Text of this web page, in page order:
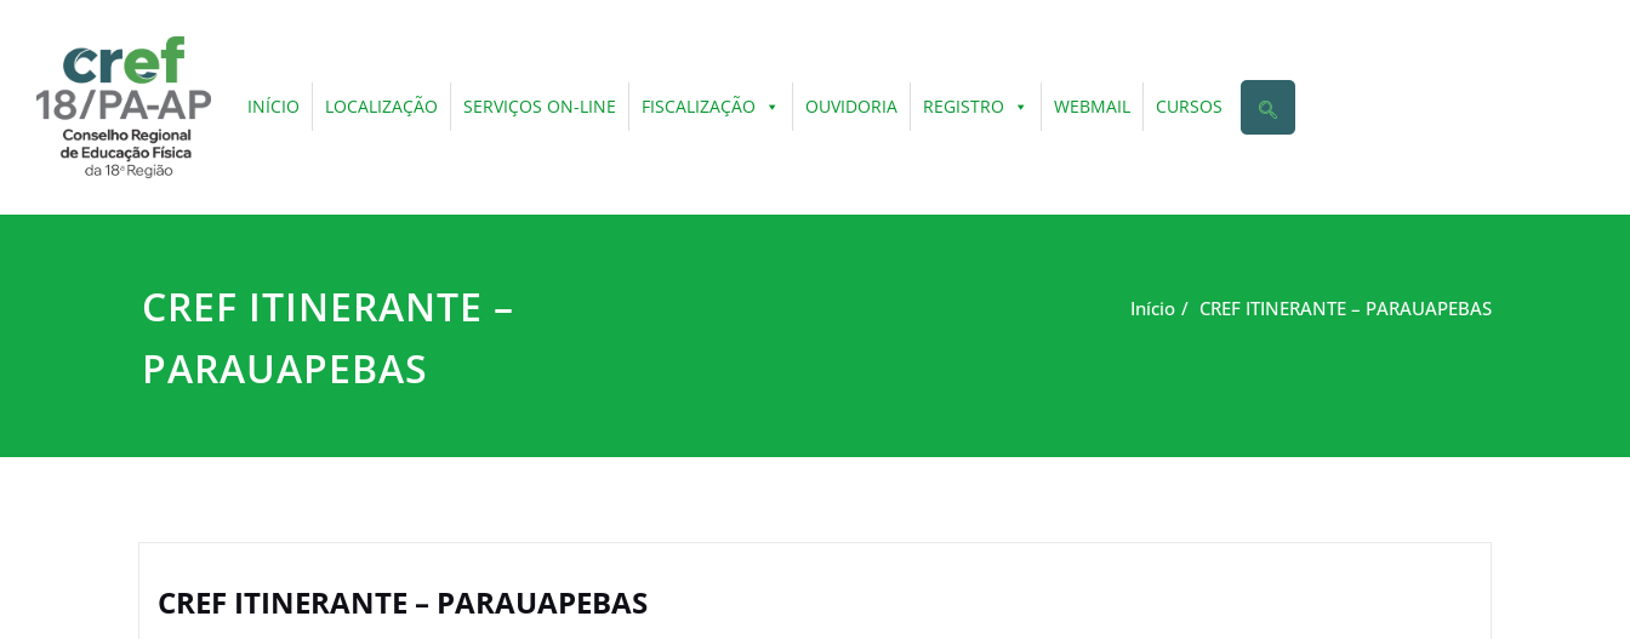
INÍCIO LOCALIZAÇÃO SERVIÇOS ON-LINE FISCALIZAÇÃO OUVIDORIA REGISTRO WEBMAIL CURSOS
CREF ITINERANTE –
PARAUAPEBAS
Início CREF ITINERANTE – PARAUAPEBAS
CREF ITINERANTE – PARAUAPEBAS